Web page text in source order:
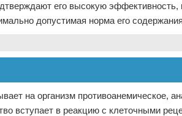
его высокую
допустимая норма его
на организм противоанемическое,
вступает в реакцию с клеточными